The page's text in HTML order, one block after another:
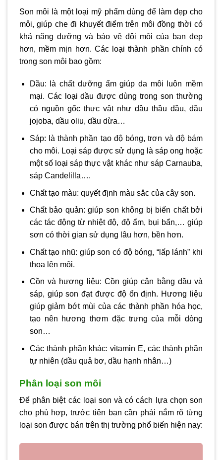
Son môi là một loại mỹ phẩm dùng để làm đẹp cho
môi, giúp che đi khuyết điểm trên môi đồng thời có
khả năng dưỡng và bảo vệ đôi môi của bạn đẹp
hơn, mềm mịn hơn. Các loại thành phần chính có
trong son môi bao gồm:
Dầu: là chất dưỡng ẩm giúp da môi luôn mềm
mại. Các loại dầu được dùng trong son thường
có nguồn gốc thực vật như dầu thầu dầu, dầu
jojoba, dầu oliu, dầu dừa…
Sáp: là thành phần tạo độ bóng, trơn và độ bám
cho môi. Loại sáp được sử dụng là sáp ong hoặc
một số loại sáp thực vật khác như sáp Carnauba,
sáp Candelilla….
Chất tạo màu: quyết định màu sắc của cây son.
Chất bảo quản: giúp son không bị biến chất bởi
các tác động từ nhiệt độ, độ ẩm, bụi bẩn,… giúp
sơn có thời gian sử dụng lâu hơn, bền hơn.
Chất tạo nhũ: giúp son có độ bóng, “lấp lánh” khi
thoa lên môi.
Cồn và hương liệu: Cồn giúp cân bằng dầu và
sáp, giúp son đạt được độ ổn định. Hương liệu
giúp giảm bớt mùi của các thành phần hóa học,
tạo nên hương thơm đặc trưng của mỗi dòng
son…
Các thành phần khác: vitamin E, các thành phần
tự nhiên (dầu quả bơ, dầu hạnh nhân…)
Phân loại son môi
Để phân biệt các loại son và có cách lựa chọn son
cho phù hợp, trước tiên bạn cần phải nắm rõ từng
loại son được bán trên thị trường phổ biến hiện nay: